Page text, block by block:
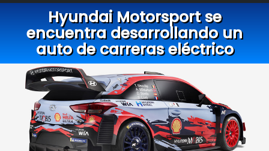
Hyundai Motorsport se
encuentra desarrollando un
auto de carreras eléctrico